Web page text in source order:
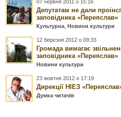
07 червня 2011 о 15:16
Депутатам не дали
заповідника «Переяслав»
Культурна ,Новини культури
12 березня 2012 о 09:33
Громада вимагає
заповідника «Переяслав»
Новини культури
23 жовтня 2012 о 17:19
Дирекції НІЕЗ
Думка читачів